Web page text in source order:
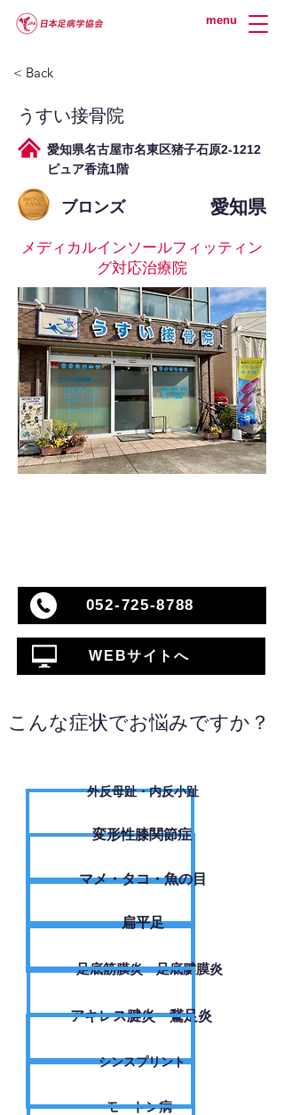
menu
< Back
うすい接骨院
愛知県名古屋市名東区猪子石原2-1212
ピュア香流1階
ブロンズ 愛知県
メディカルインソールフィッティン
グ対応治療院
052-725-8788
WEBサイトへ
こんな症状でお悩みですか？
外反母趾・内反小趾
変形性膝関節症
​マメ・タコ・魚の目
扁平足
足底筋膜炎・足底腱膜炎
アキレス腱炎・鵞足炎
シンスプリント
モートン病